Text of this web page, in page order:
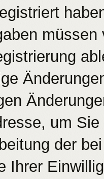
um
der
Ihrer